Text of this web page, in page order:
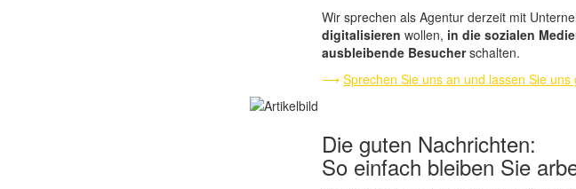
Wir sprechen als Agentur derzeit mit
digitalisieren wollen, in die sozialen
ausbleibende Besucherschalten.
⟶ Sprechen Sie uns an und lassen Sie
Die guten Nachrichten:
So einfach bleiben Sie